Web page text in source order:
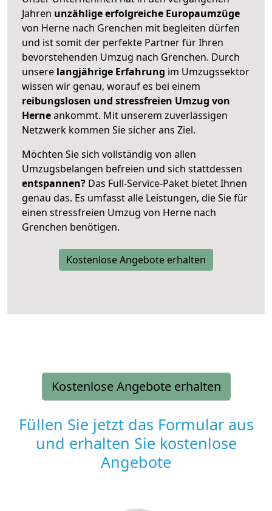
Jahren unzählige erfolgreiche Europaumzüge
von Herne nach Grenchen mit begleiten dürfen
und ist somit der perfekte Partner für Ihren
bevorstehenden Umzug nach Grenchen. Durch
unsere langjährige Erfahrung im Umzugssektor
wissen wir genau, worauf es bei einem
reibungslosen und stressfreien Umzug von
Herneankommt. Mit unserem zuverlässigen
Netzwerk kommen Sie sicher ans Ziel.
Möchten Sie sich vollständig von allen
Umzugsbelangen befreien und sich stattdessen
entspannen? Das Full-Service-Paket bietet Ihnen
genau das. Es umfasst alle Leistungen, die Sie für
einen stressfreien Umzug von Herne nach
Grenchen benötigen.
Kostenlose Angebote erhalten
Kostenlose Angebote erhalten
Füllen Sie jetzt das Formular aus
und erhalten Sie kostenlose
Angebote